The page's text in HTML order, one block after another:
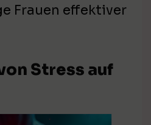
Frauen effektiver
Stress auf